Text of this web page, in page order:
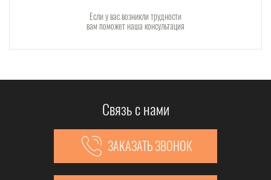
Если у вас возникли трудности
вам поможет наша консультация
Связь с нами
ЗАКАЗАТЬ ЗВОНОК